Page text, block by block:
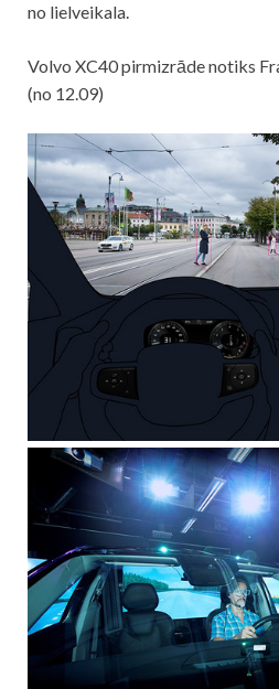
no lielveikala.
Volvo XC40 pirmizrāde notiks
(no 12.09)